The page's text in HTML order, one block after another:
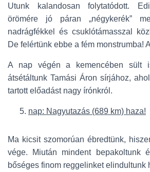
Utunk kalandosan folytatódott.
örömére jó páran „négykerék”
nadrágfékkel és csuklótámasszal
De felértünk ebbe a fém monstrumba!
A nap végén a kemencében sült
átsétáltunk Tamási Áron sírjához,
tartott előadást nagy írónkról.
nap: Nagyutazás (689 km) haza!
Ma kicsit szomorúan ébredtünk,
vége. Miután mindent bepakoltunk
bőséges finom reggelinket elindultunk